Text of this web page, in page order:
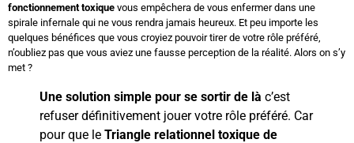
fonctionnement toxique vous empêchera de vous enfermer dans une
spirale infernale qui ne vous rendra jamais heureux. Et peu importe les
quelques bénéfices que vous croyiez pouvoir tirer de votre rôle préféré,
n’oubliez pas que vous aviez une fausse perception de la réalité. Alors on s’y
met ?
Une solution simple pour se sortir de là c’est
refuser définitivement jouer votre rôle préféré. Car
pour que le Triangle relationnel toxique de